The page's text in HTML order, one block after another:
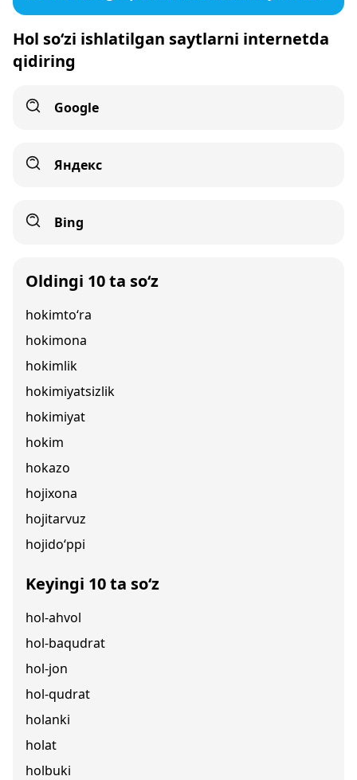
Hol so‘zi ishlatilgan saytlarni internetda
qidiring
Google
Яндекс
Bing
Oldingi 10 ta so‘z
hokimto‘ra
hokimona
hokimlik
hokimiyatsizlik
hokimiyat
hokim
hokazo
hojixona
hojitarvuz
hojido‘ppi
Keyingi 10 ta so‘z
hol-ahvol
hol-baqudrat
hol-jon
hol-qudrat
holanki
holat
holbuki